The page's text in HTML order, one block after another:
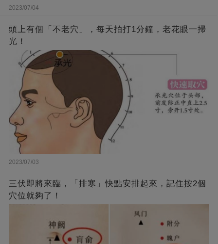
2023/07/04
頭上有個「不老穴」，每天拍打1分鐘，老花眼一掃
光！
2023/07/03
三伏即將來臨，「排寒」快點安排起來，記住按2個
穴位就夠了！